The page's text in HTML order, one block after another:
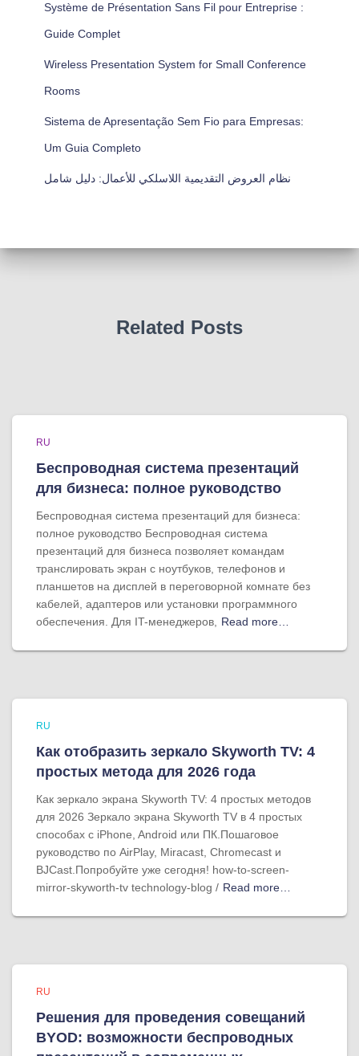
Système de Présentation Sans Fil pour Entreprise :
Guide Complet
Wireless Presentation System for Small Conference
Rooms
Sistema de Apresentação Sem Fio para Empresas:
Um Guia Completo
نظام العروض التقديمية اللاسلكي للأعمال: دليل شامل
Related Posts
RU
Беспроводная система презентаций
для бизнеса: полное руководство
Беспроводная система презентаций для бизнеса:
полное руководство Беспроводная система
презентаций для бизнеса позволяет командам
транслировать экран с ноутбуков, телефонов и
планшетов на дисплей в переговорной комнате без
кабелей, адаптеров или установки программного
обеспечения. Для IT-менеджеров,
Read more…
RU
Как отобразить зеркало Skyworth TV: 4
простых метода для 2026 года
Как зеркало экрана Skyworth TV: 4 простых методов
для 2026 Зеркало экрана Skyworth TV в 4 простых
способах с iPhone, Android или ПК.Пошаговое
руководство по AirPlay, Miracast, Chromecast и
BJCast.Попробуйте уже сегодня! how-to-screen-
mirror-skyworth-tv technology-blog / Read more…
RU
Решения для проведения совещаний
BYOD: возможности беспроводных